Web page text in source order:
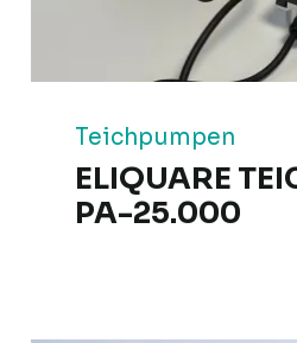
Teichpumpen
ELIQUARE
PA-25.000